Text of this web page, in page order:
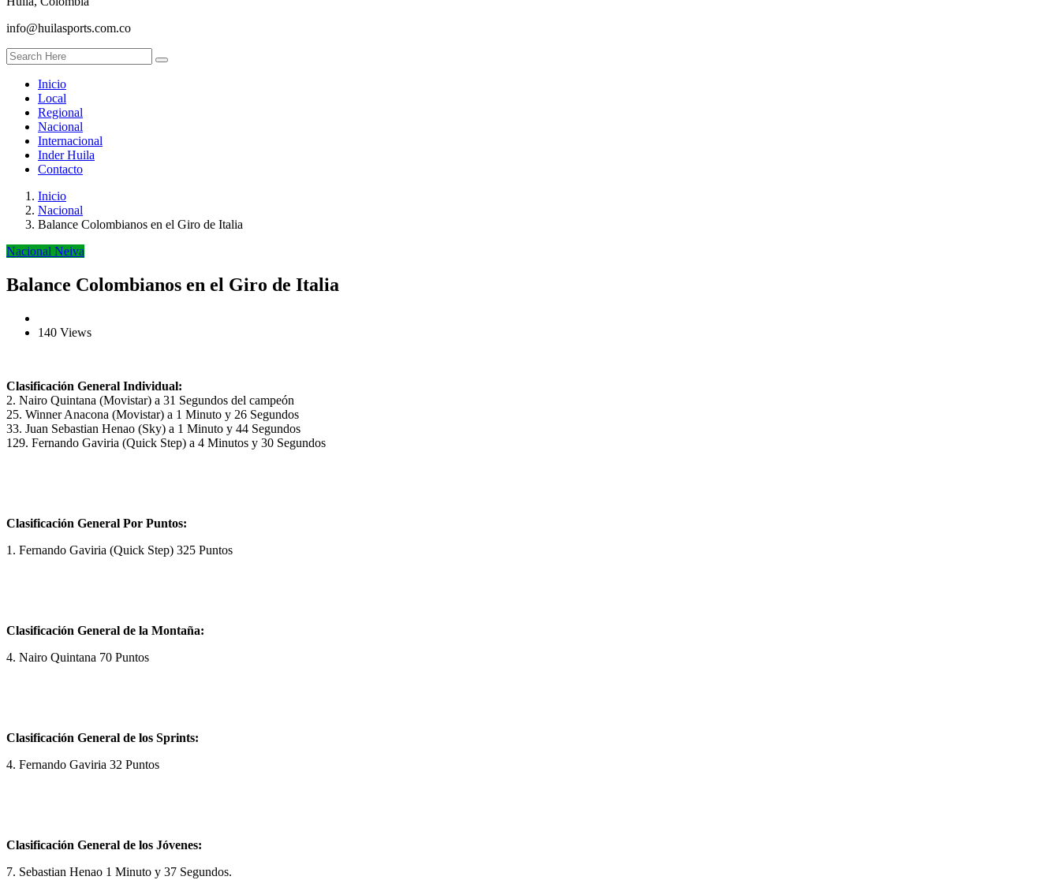
info@huilasports.com.co
Inicio
Local
Regional
Nacional
Internacional
Inder Huila
Contacto
Inicio
Nacional
Balance Colombianos en el Giro de Italia
Nacional Neiva
Balance Colombianos en el Giro de Italia
140 Views
Clasificación General Individual:
2. Nairo Quintana (Movistar) a 31 Segundos del campeón
25. Winner Anacona (Movistar) a 1 Minuto y 26 Segundos
33. Juan Sebastian Henao (Sky) a 1 Minuto y 44 Segundos
129. Fernando Gaviria (Quick Step) a 4 Minutos y 30 Segundos
Clasificación General Por Puntos:
1. Fernando Gaviria (Quick Step) 325 Puntos
Clasificación General de la Montaña:
4. Nairo Quintana 70 Puntos
Clasificación General de los Sprints:
4. Fernando Gaviria 32 Puntos
Clasificación General de los Jóvenes:
7. Sebastian Henao 1 Minuto y 37 Segundos.